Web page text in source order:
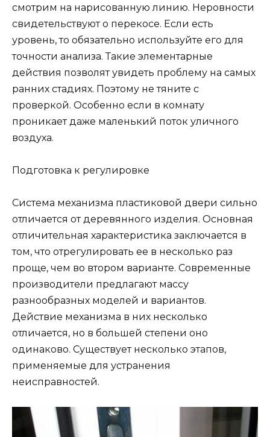
смотрим на нарисованную линию. Неровности
свидетельствуют о перекосе. Если есть
уровень, то обязательно используйте его для
точности анализа. Такие элементарные
действия позволят увидеть проблему на самых
ранних стадиях. Поэтому не тяните с
проверкой. Особенно если в комнату
проникает даже маленький поток уличного
воздуха.
Подготовка к регулировке
Система механизма пластиковой двери сильно
отличается от деревянного изделия. Основная
отличительная характеристика заключается в
том, что отрегулировать ее в несколько раз
проще, чем во втором варианте. Современные
производители предлагают массу
разнообразных моделей и вариантов.
Действие механизма в них несколько
отличается, но в большей степени оно
одинаково. Существует несколько этапов,
применяемые для устранения
неисправностей.